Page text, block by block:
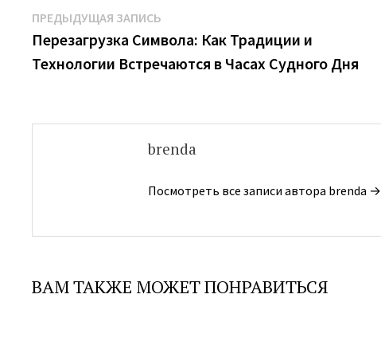
Навигация
по
записям
ПРЕДЫДУЩАЯ ЗАПИСЬ
запись:
Перезагрузка Символа: Как Традиции и
Технологии Встречаются в Часах Судного Дня
brenda
Посмотреть все записи автора brenda →
ВАМ ТАКЖЕ МОЖЕТ ПОНРАВИТЬСЯ